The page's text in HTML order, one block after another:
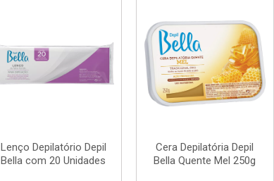
Lenço Depilatório Depil
Bella com 20 Unidades
Cera Depilatória Depil
Bella Quente Mel 250g